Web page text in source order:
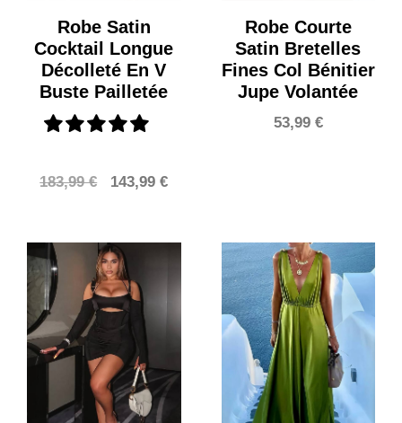
Robe Satin
Cocktail Longue
Décolleté En V
Buste Pailletée
183,99€
Le
était :
183,99 €.
143,99€Le
est :
143,99 €.
Robe Courte
Satin Bretelles
Fines Col Bénitier
Jupe Volantée
53,99 €